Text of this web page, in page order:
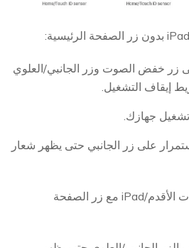
زر خفض الصوت وزر الجانبي/العلوي
على زر الجانبي حتى يظهر شعار
على iPhone 8 أو الإصدارات الأقدم/iPad مع زر الصفحة